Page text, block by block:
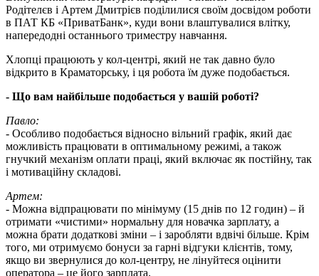
Родітелєв і Артем Дмитрієв поділилися своїм досвідом роботи
в ПАТ КБ «ПриватБанк», куди вони влаштувалися влітку,
напередодні останнього триместру навчання.
Хлопці працюють у кол-центрі, який не так давно було
відкрито в Краматорську, і ця робота їм дуже подобається.
- Що вам найбільше подобається у вашій роботі?
Павло:
- Особливо подобається відносно вільний графік, який дає
можливість працювати в оптимальному режимі, а також
гнучкий механізм оплати праці, який включає як постійну, так
і мотиваційну складові.
Артем:
- Можна відпрацювати по мінімуму (15 днів по 12 годин) – й
отримати «чистими» нормальну для новачка зарплату, а
можна брати додаткові зміни – і заробляти вдвічі більше. Крім
того, ми отримуємо бонуси за гарні відгуки клієнтів, тому,
якщо ви звернулися до кол-центру, не лінуйтеся оцінити
оператора – це його зарплата.